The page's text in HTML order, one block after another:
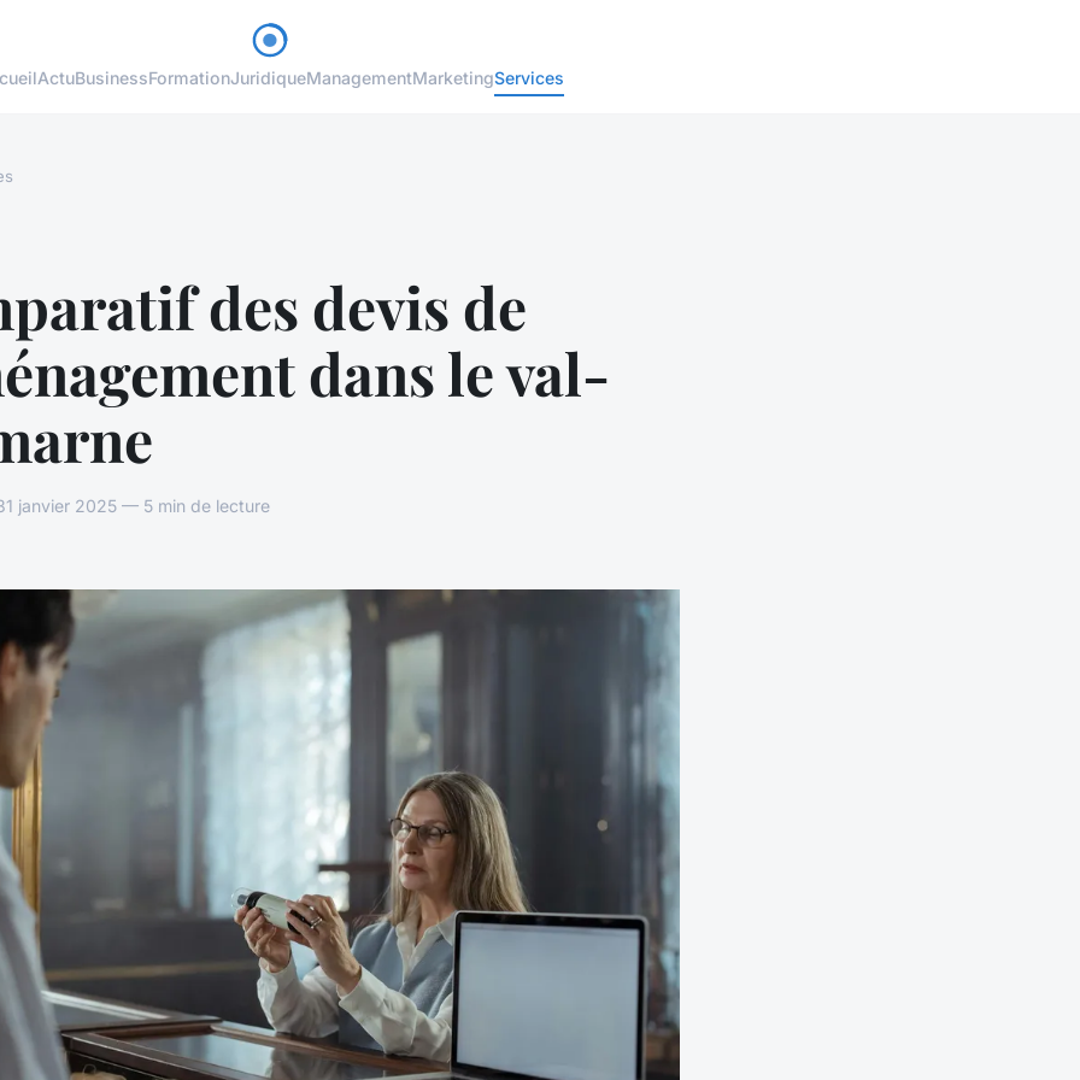
ActuBusinessFormationJuridiqueManagementMarketingServices
des devis de
dans le val-
janvier 2025 — 5 min de lecture